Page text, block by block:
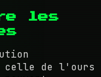
les
celle de l'ours